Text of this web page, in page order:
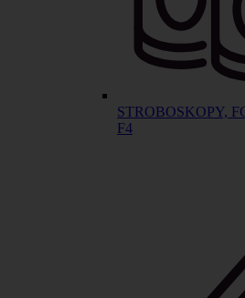
STROBOSKOPY,
F4